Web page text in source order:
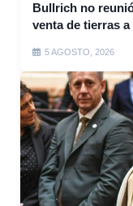
Bullrich no
venta de tierras
5 AGOSTO, 2026